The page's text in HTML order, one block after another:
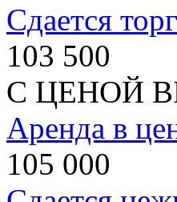
Сдается
103 500
С ЦЕНОЙ
Аренда в
105 000